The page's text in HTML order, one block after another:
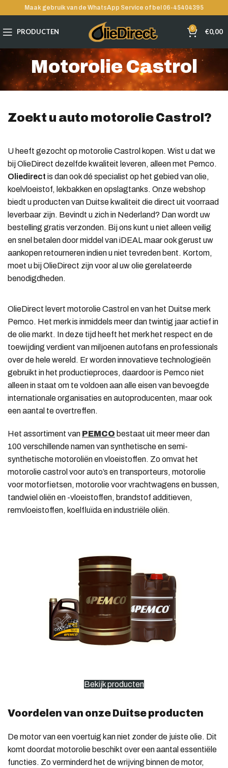
Maak gebruik van de WhatsApp Service of bel 06-45404395
PRODUCTEN 0 €0,00
Motorolie Castrol
Zoekt u auto motorolie Castrol?
U heeft gezocht op motorolie Castrol kopen. Wist u dat we
bij OlieDirect dezelfde kwaliteit leveren, alleen met Pemco.
Oliedirect is dan ook dé specialist op het gebied van olie,
koelvloeistof, lekbakken en opslagtanks. Onze webshop
biedt u producten van Duitse kwaliteit die direct uit voorraad
leverbaar zijn. Bevindt u zich in Nederland? Dan wordt uw
bestelling gratis verzonden. Bij ons kunt u niet alleen veilig
en snel betalen door middel van iDEAL maar ook gerust uw
aankopen retourneren indien u niet tevreden bent. Kortom,
moet u bij OlieDirect zijn voor al uw olie gerelateerde
benodigdheden.
OlieDirect levert motorolie Castrol en van het Duitse merk
Pemco. Het merk is inmiddels meer dan twintig jaar actief in
de olie markt. In deze tijd heeft het merk het respect en de
toewijding verdient van miljoenen autofans en professionals
over de hele wereld. Er worden innovatieve technologieën
gebruikt in het productieproces, daardoor is Pemco niet
alleen in staat om te voldoen aan alle eisen van bevoegde
internationale organisaties en autoproducenten, maar ook
een aantal te overtreffen.
Het assortiment van PEMCO bestaat uit meer meer dan
100 verschillende namen van synthetische en semi-
synthetische motoroliën en vloeistoffen. Zo omvat het
motorolie castrol voor auto’s en transporteurs, motorolie
voor motorfietsen, motorolie voor vrachtwagens en bussen,
tandwiel oliën en -vloeistoffen, brandstof additieven,
remvloeistoffen, koelfluïda en industriële oliën.
Bekijk producten
Voordelen van onze Duitse producten
De motor van een voertuig kan niet zonder de juiste olie. Dit
komt doordat motorolie beschikt over een aantal essentiële
functies. Zo verminderd het de wrijving binnen de motor,